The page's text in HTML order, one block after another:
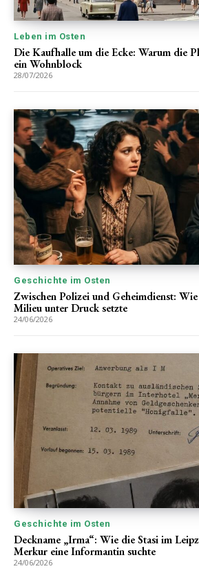
Leben im Osten
Die Kaufhalle um die Ecke: Warum die
ein Wohnblock
28/07/2026
Geschichte im Osten
Zwischen Polizei und Geheimdienst:
Milieu unter Druck setzte
24/06/2026
Geschichte im Osten
Deckname „Irma“: Wie die Stasi im
Merkur eine Informantin suchte
24/06/2026